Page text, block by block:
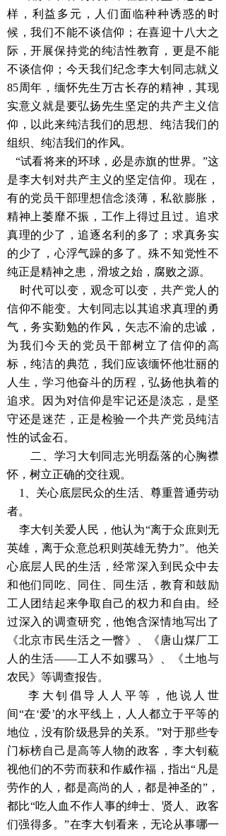
样，利益多元，人们面临种种诱惑的时
候，我们不能不谈信仰；在喜迎十八大之
际，开展保持党的纯洁性教育，更是不能
不谈信仰；今天我们纪念李大钊同志就义
85周年，缅怀先生万古长存的精神，其现
实意义就是要弘扬先生坚定的共产主义信
仰，以此来纯洁我们的思想、纯洁我们的
组织、纯洁我们的作风。
“试看将来的环球，必是赤旗的世界。”这
是李大钊对共产主义的坚定信仰。现在，
有的党员干部理想信念淡薄，私欲膨胀，
精神上萎靡不振，工作上得过且过。追求
真理的少了，追逐名利的多了；求真务实
的少了，心浮气躁的多了。殊不知党性不
纯正是精神之患，滑坡之始，腐败之源。
时代可以变，观念可以变，共产党人的
信仰不能变。大钊同志以其追求真理的勇
气，务实勤勉的作风，矢志不渝的忠诚，
为我们今天的党员干部树立了信仰的高
标，纯洁的典范，我们应该缅怀他壮丽的
人生，学习他奋斗的历程，弘扬他执着的
追求。因为对信仰是牢记还是淡忘，是坚
守还是迷茫，正是检验一个共产党员纯洁
性的试金石。
二、学习大钊同志光明磊落的心胸襟
怀，树立正确的交往观。
1、关心底层民众的生活、尊重普通劳动
者。
李大钊关爱人民，他认为“离于众庶则无
英雄，离于众意总积则英雄无势力”。他关
心底层人民的生活，经常深入到民众中去
和他们同吃、同住、同生活，教育和鼓励
工人团结起来争取自己的权力和自由。 经
过深入的调查研究，他饱含深情地写出了
《北京市民生活之一瞥》、《唐山煤厂工
人的生活——工人不如骡马》、《土地与
农民》等调查报告。
李大钊倡导人人平等，他说人世
间“在‘爱’的水平线上，人人都立于平等的
地位，没有阶级悬异的关系。”对于那些专
门标榜自己是高等人物的政客，李大钊藐
视他们的不劳而获和作威作福，指出“凡是
劳作的人，都是高尚的人，都是神圣的”，
都比“吃人血不作人事的绅士、贤人、政客
们强得多。”在李大钊看来，无论从事哪一